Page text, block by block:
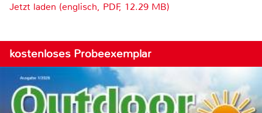
Jetzt laden (englisch, PDF, 12.29 MB)
kostenloses Probeexemplar